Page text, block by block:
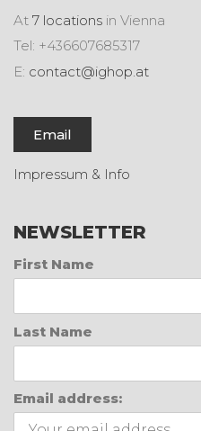
At 7 locations in Vienna
Tel: +436607685317
E: contact@ighop.at
Email
Impressum & Info
NEWSLETTER
First Name
Last Name
Email address: